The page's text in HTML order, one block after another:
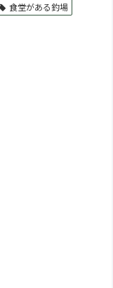
食堂がある釣場